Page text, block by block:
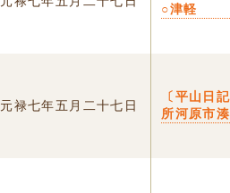
○津軽
元禄七年五月二十七日
〔平山日
所河原市湊